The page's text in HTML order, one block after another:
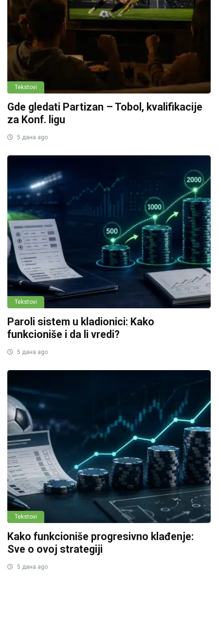
Tekstovi
Gde gledati Partizan – Tobol, kvalifikacije
za Konf. ligu
5 дана ago
Tekstovi
Paroli sistem u kladionici: Kako
funkcioniše i da li vredi?
5 дана ago
Tekstovi
Kako funkcioniše progresivno klađenje:
Sve o ovoj strategiji
5 дана ago